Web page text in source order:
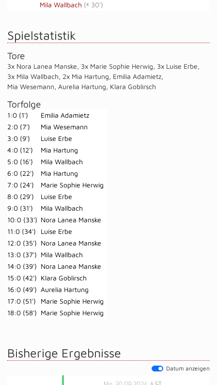
Mila Wallbach ( 30')
Spielstatistik
Tore
3x Nora Lanea Manske, 3x Marie Sophie Herwig, 3x Luise Erbe,
3x Mila Wallbach, 2x Mia Hartung, Emilia Adamietz,
Mia Wesemann, Aurelia Hartung, Klara Goblirsch
Torfolge
1:0 (1')
Emilia Adamietz
2:0 (7')
Mia Wesemann
3:0 (9')
Luise Erbe
4:0 (12')
Mia Hartung
5:0 (16')
Mila Wallbach
6:0 (22')
Mia Hartung
7:0 (24')
Marie Sophie Herwig
8:0 (29')
Luise Erbe
9:0 (31')
Mila Wallbach
10:0 (33') Nora Lanea Manske
11:0 (34')
Luise Erbe
12:0 (35') Nora Lanea Manske
13:0 (37') Mila Wallbach
14:0 (39') Nora Lanea Manske
15:0 (42') Klara Goblirsch
16:0 (49') Aurelia Hartung
17:0 (51')
Marie Sophie Herwig
18:0 (58') Marie Sophie Herwig
Bisherige Ergebnisse
Datum anzeigen